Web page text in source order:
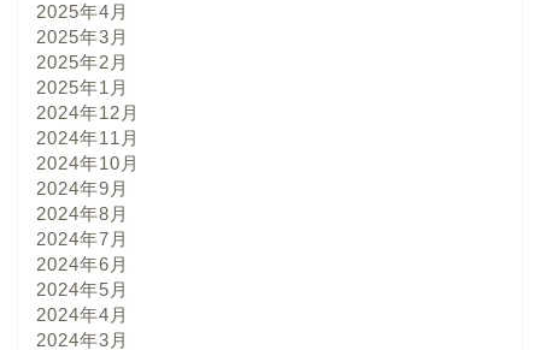
2025年4月
2025年3月
2025年2月
2025年1月
2024年12月
2024年11月
2024年10月
2024年9月
2024年8月
2024年7月
2024年6月
2024年5月
2024年4月
2024年3月